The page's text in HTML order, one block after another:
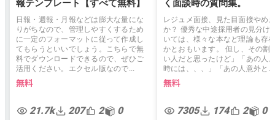
報テンプレート【すべて無料】
日報・週報・月報などは膨大な量にな
りがちなので、管理しやすくするため
に一定のフォーマットに従って作成し
てもらうといいでしょう。こちらで無
料でダウンロードできるので、ぜひご
活用ください。エクセル版なので...
無料
21.7k 207 2 0
く面談時の質問集。
レジュメ面接、見た目面接やめ
か？ 優秀な中途採用者の見分け
いては、様々な本など理論も存
かとおもいます。 但し、その割
い人だと思ったけど」「あの人
時には、、、」「あの人意外と...
無料
7305 174 2 0